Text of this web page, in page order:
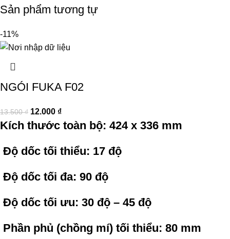
Sản phẩm tương tự
-11%
NGÓI FUKA F02
13.500₫ 12.000 ₫
Kích thước toàn bộ: 424 x 336 mm
Độ dốc tối thiểu: 17 độ
Độ dốc tối đa: 90 độ
Độ dốc tối ưu: 30 độ – 45 độ
Phần phủ (chồng mí) tối thiểu: 80 mm